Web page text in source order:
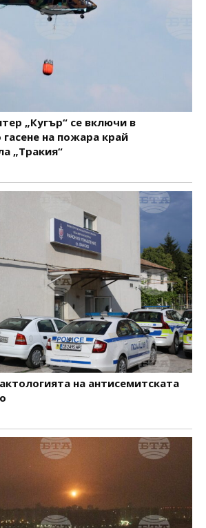
„Кугър“ се включи в
на пожара край
„Тракия“
на антисемитската